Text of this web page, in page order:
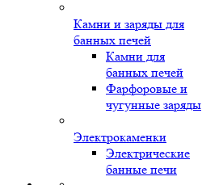
Камни и заряды для
банных печей
Камни для
банных печей
Фарфоровые и
чугунные заряды
Электрокаменки
Электрические
банные печи